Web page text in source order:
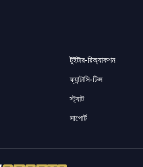
টুইটার-রিঅ্যাকশন
ফ্যান্টাসি-টিপ্স
স্ট্যাট
সাপোর্ট